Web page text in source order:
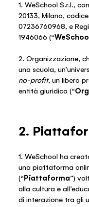
1. WeSchool S.r.l.,
20133, Milano,
07236760968, e
1946066 (“WeSchool
2. Organizzazione,
una scuola,
no-profit, un libero
entità giuridica (“
2.
1. WeSchool ha
una piattaforma
(“Piattaforma”)
alla cultura e
di interazione tra gli